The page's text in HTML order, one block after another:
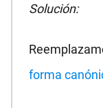
Solución:
forma